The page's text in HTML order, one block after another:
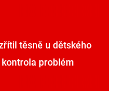
těsně u dětského
problém